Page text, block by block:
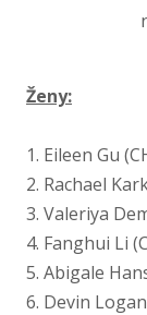
Ženy:
1. Eileen Gu
2. Rachael
3. Valeriya
4. Fanghui Li
5. Abigale
6. Devin